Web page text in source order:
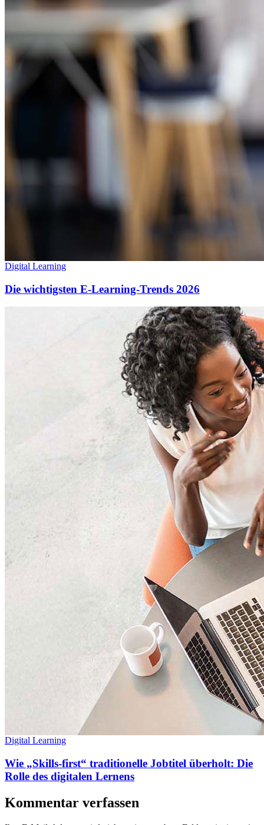
Digital Learning
Die wichtigsten E-Learning-Trends 2026
Digital Learning
Wie „Skills-first“ traditionelle Jobtitel überholt: Die
Rolle des digitalen Lernens
Kommentar verfassen